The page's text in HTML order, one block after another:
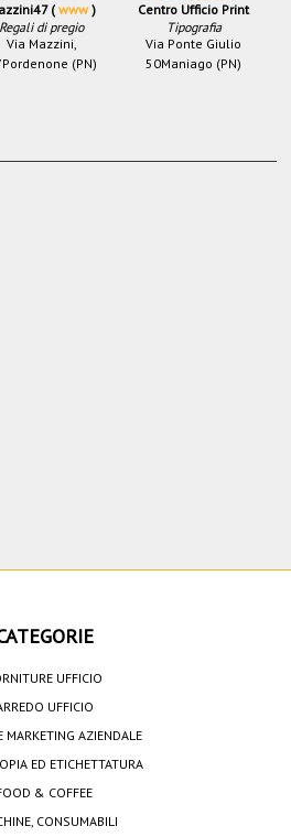
(www)
Regali di pregio
Via Mazzini,
Pordenone (PN)
Centro Ufficio Print
Tipografia
Via Ponte Giulio
50Maniago (PN)
UFFICIO
UFFICIO
MARKETING AZIENDALE
ED ETICHETTATURA
& COFFEE
CONSUMABILI